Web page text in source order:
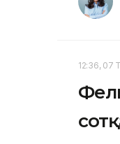
12:36, 07